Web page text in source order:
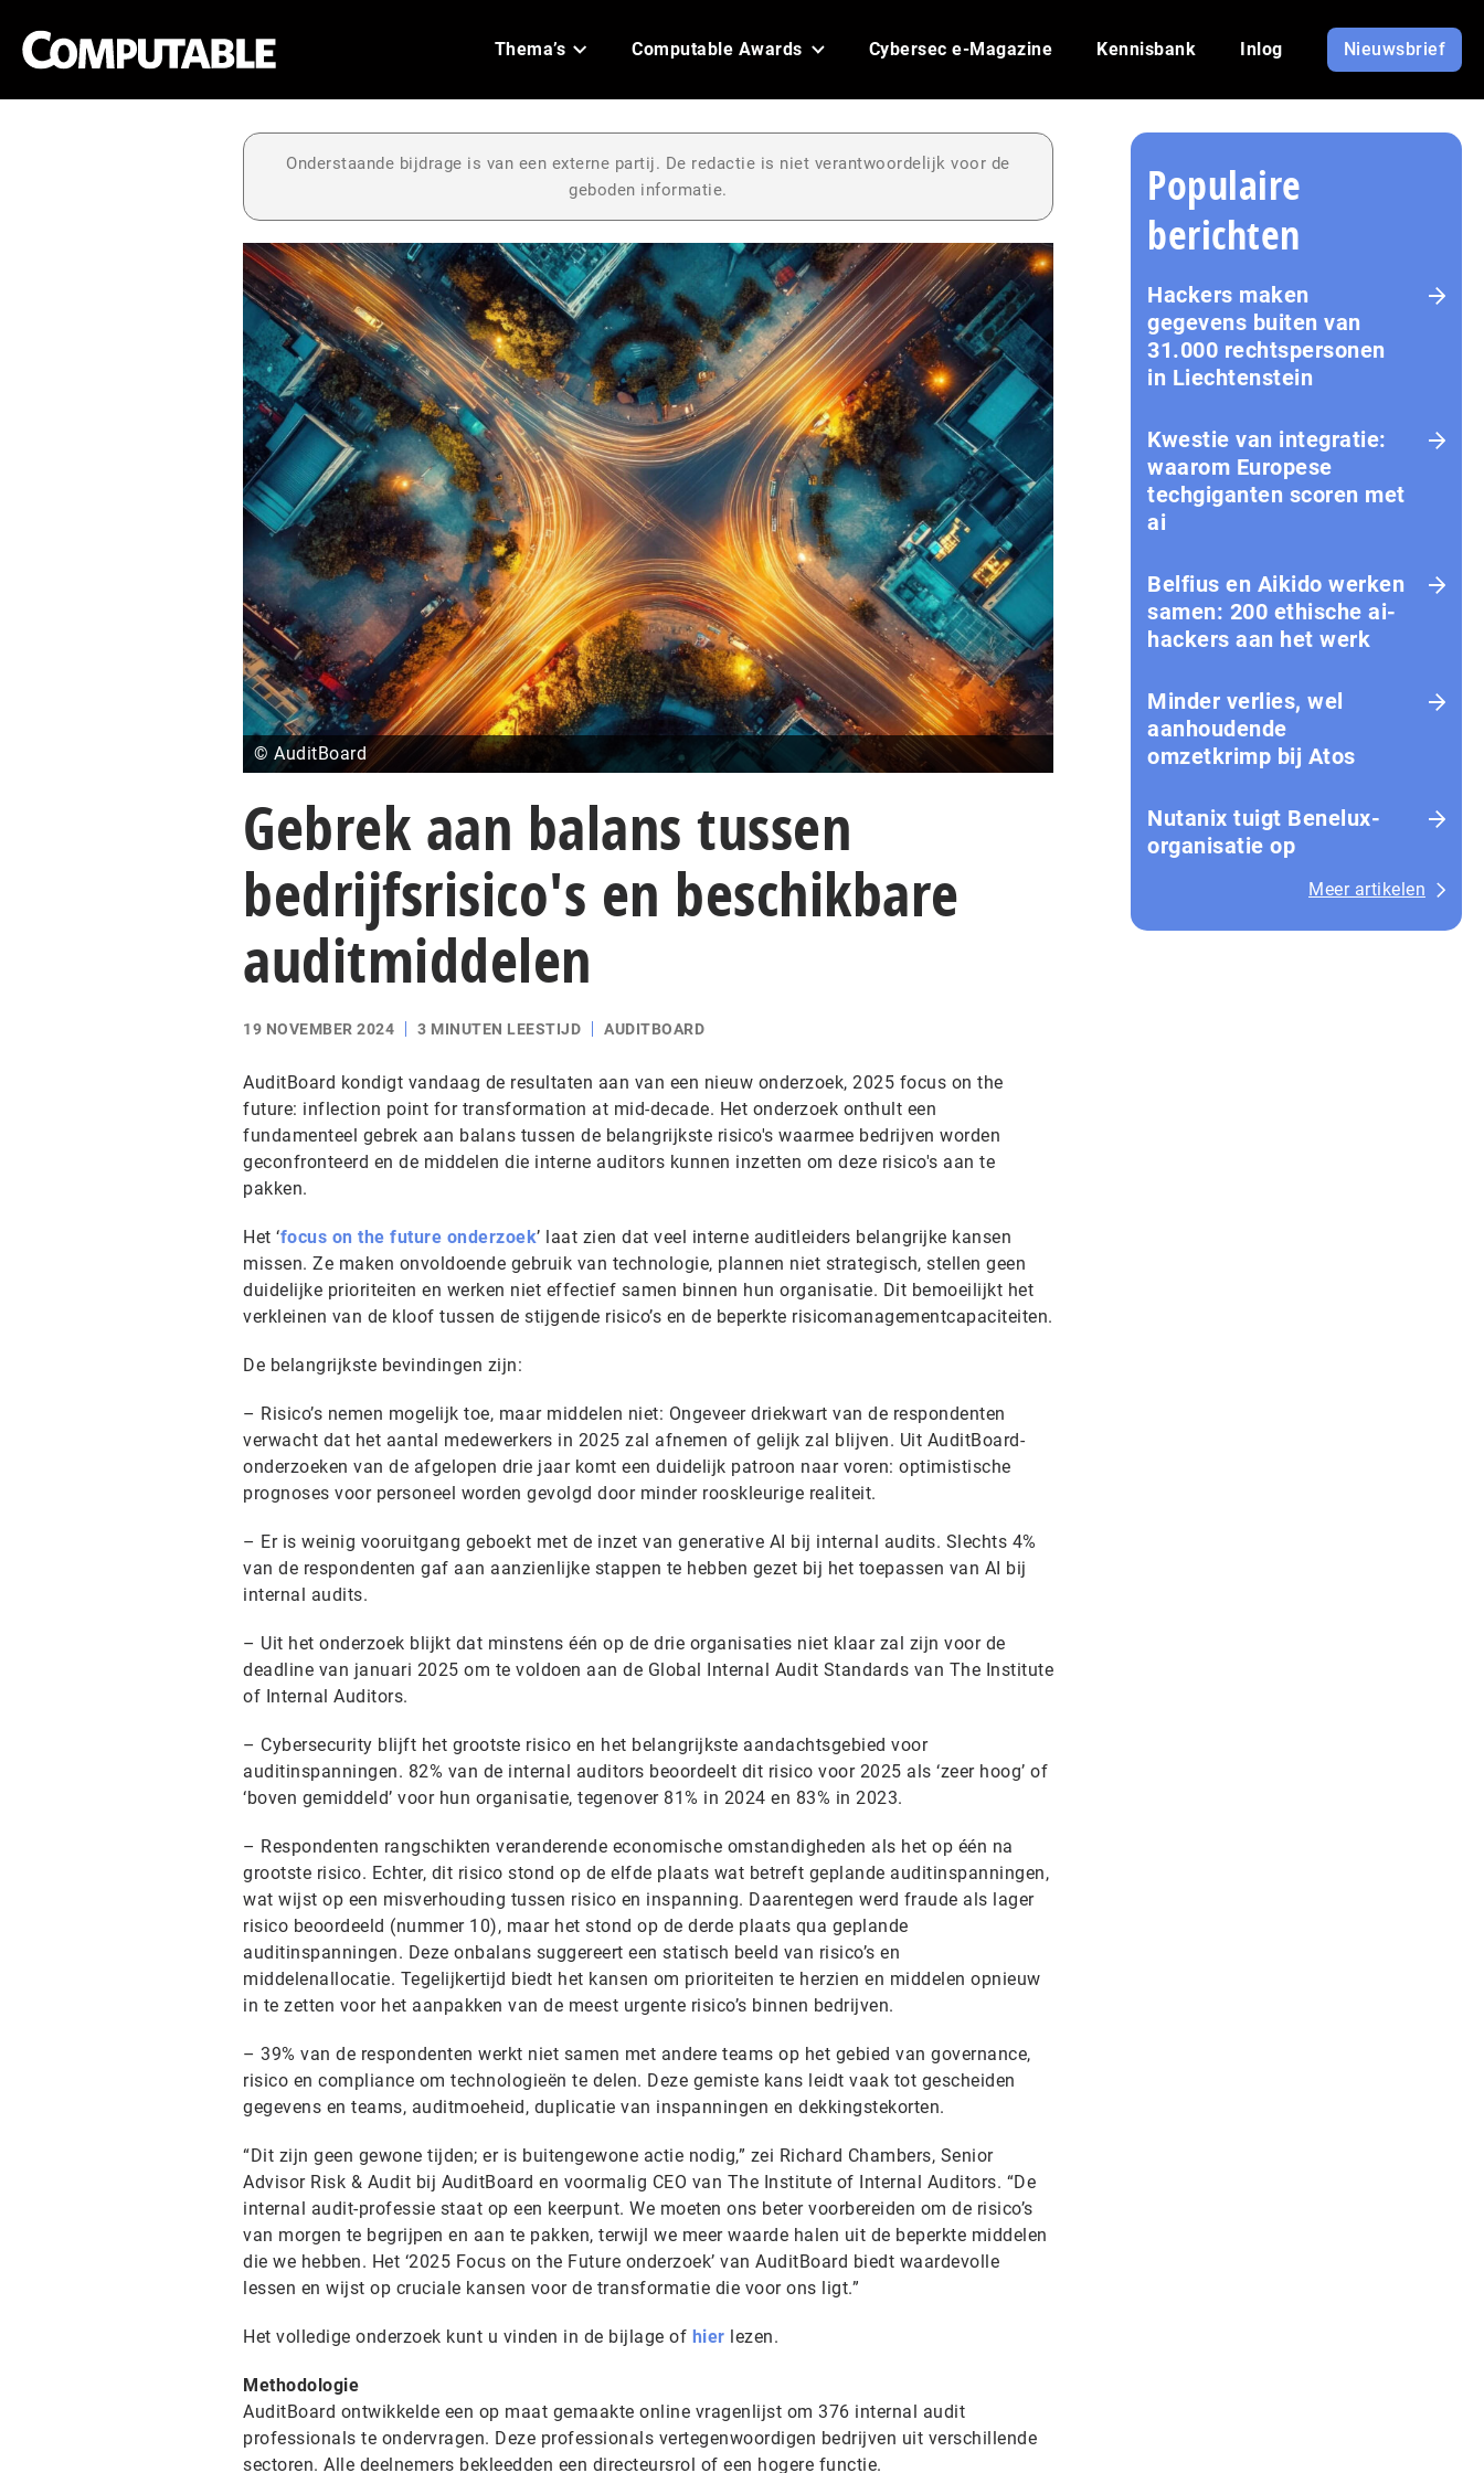
Thema’s Computable Awards Cybersec e-Magazine Kennisbank Inlog Nieuwsbrief
Onderstaande bijdrage is van een externe partij. De redactie is niet verantwoordelijk voor de
geboden informatie.
© AuditBoard
Gebrek aan balans tussen
bedrijfsrisico's en beschikbare
auditmiddelen
19 NOVEMBER 2024 3 MINUTEN LEESTIJD AUDITBOARD
AuditBoard kondigt vandaag de resultaten aan van een nieuw onderzoek, 2025 focus on the
future: inflection point for transformation at mid-decade. Het onderzoek onthult een
fundamenteel gebrek aan balans tussen de belangrijkste risico's waarmee bedrijven worden
geconfronteerd en de middelen die interne auditors kunnen inzetten om deze risico's aan te
pakken.
Het ‘focus on the future onderzoek’ laat zien dat veel interne auditleiders belangrijke kansen
missen. Ze maken onvoldoende gebruik van technologie, plannen niet strategisch, stellen geen
duidelijke prioriteiten en werken niet effectief samen binnen hun organisatie. Dit bemoeilijkt het
verkleinen van de kloof tussen de stijgende risico’s en de beperkte risicomanagementcapaciteiten.
De belangrijkste bevindingen zijn:
– Risico’s nemen mogelijk toe, maar middelen niet: Ongeveer driekwart van de respondenten
verwacht dat het aantal medewerkers in 2025 zal afnemen of gelijk zal blijven. Uit AuditBoard-
onderzoeken van de afgelopen drie jaar komt een duidelijk patroon naar voren: optimistische
prognoses voor personeel worden gevolgd door minder rooskleurige realiteit.
– Er is weinig vooruitgang geboekt met de inzet van generative AI bij internal audits. Slechts 4%
van de respondenten gaf aan aanzienlijke stappen te hebben gezet bij het toepassen van AI bij
internal audits.
– Uit het onderzoek blijkt dat minstens één op de drie organisaties niet klaar zal zijn voor de
deadline van januari 2025 om te voldoen aan de Global Internal Audit Standards van The Institute
of Internal Auditors.
– Cybersecurity blijft het grootste risico en het belangrijkste aandachtsgebied voor
auditinspanningen. 82% van de internal auditors beoordeelt dit risico voor 2025 als ‘zeer hoog’ of
‘boven gemiddeld’ voor hun organisatie, tegenover 81% in 2024 en 83% in 2023.
– Respondenten rangschikten veranderende economische omstandigheden als het op één na
grootste risico. Echter, dit risico stond op de elfde plaats wat betreft geplande auditinspanningen,
wat wijst op een misverhouding tussen risico en inspanning. Daarentegen werd fraude als lager
risico beoordeeld (nummer 10), maar het stond op de derde plaats qua geplande
auditinspanningen. Deze onbalans suggereert een statisch beeld van risico’s en
middelenallocatie. Tegelijkertijd biedt het kansen om prioriteiten te herzien en middelen opnieuw
in te zetten voor het aanpakken van de meest urgente risico’s binnen bedrijven.
– 39% van de respondenten werkt niet samen met andere teams op het gebied van governance,
risico en compliance om technologieën te delen. Deze gemiste kans leidt vaak tot gescheiden
gegevens en teams, auditmoeheid, duplicatie van inspanningen en dekkingstekorten.
“Dit zijn geen gewone tijden; er is buitengewone actie nodig,” zei Richard Chambers, Senior
Advisor Risk & Audit bij AuditBoard en voormalig CEO van The Institute of Internal Auditors. “De
internal audit-professie staat op een keerpunt. We moeten ons beter voorbereiden om de risico’s
van morgen te begrijpen en aan te pakken, terwijl we meer waarde halen uit de beperkte middelen
die we hebben. Het ‘2025 Focus on the Future onderzoek’ van AuditBoard biedt waardevolle
lessen en wijst op cruciale kansen voor de transformatie die voor ons ligt.”
Het volledige onderzoek kunt u vinden in de bijlage of hier lezen.
Methodologie
AuditBoard ontwikkelde een op maat gemaakte online vragenlijst om 376 internal audit
professionals te ondervragen. Deze professionals vertegenwoordigen bedrijven uit verschillende
sectoren. Alle deelnemers bekleedden een directeursrol of een hogere functie.
Populaire
berichten
Hackers maken
gegevens buiten van
31.000 rechtspersonen
in Liechtenstein
Kwestie van integratie:
waarom Europese
techgiganten scoren met
ai
Belfius en Aikido werken
samen: 200 ethische ai-
hackers aan het werk
Minder verlies, wel
aanhoudende
omzetkrimp bij Atos
Nutanix tuigt Benelux-
organisatie op
Meer artikelen